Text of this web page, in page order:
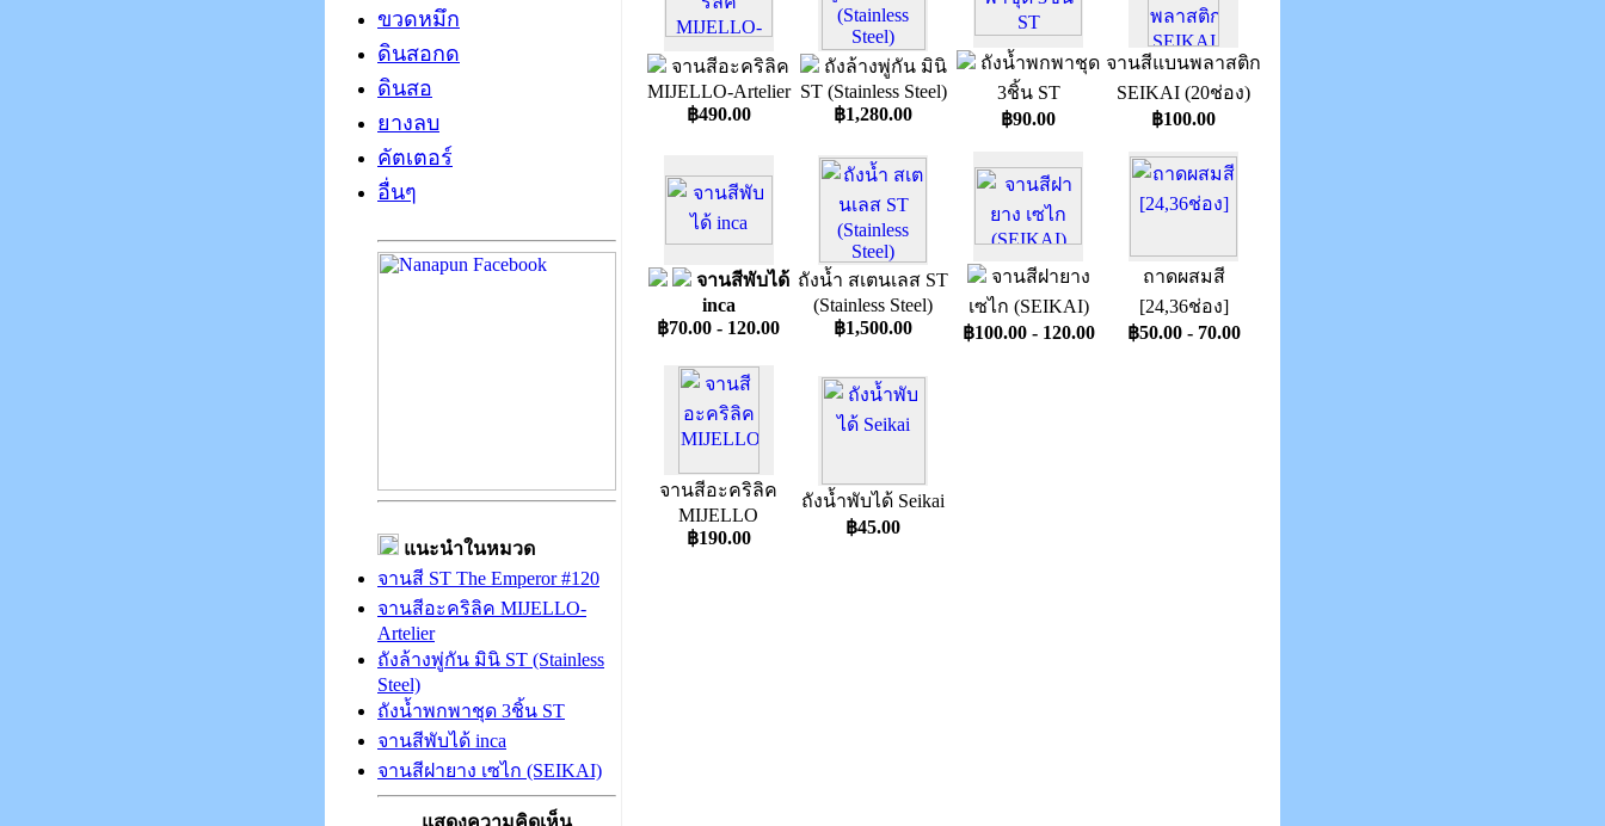
ขวดหมึก
ดินสอกด
ดินสอ
ยางลบ
คัตเตอร์
อื่นๆ
แนะนำในหมวด
จานสี ST The Emperor #120
จานสีอะคริลิค MIJELLO-
Artelier
ถังล้างพู่กัน มินิ ST (Stainless
Steel)
ถังน้ำพกพาชุด 3ชิ้น ST
จานสีพับได้ inca
จานสีฝายาง เซไก (SEIKAI)
จานสีอะคริลิค
MIJELLO-Artelier
฿490.00
ถังล้างพู่กัน มินิ
ST (Stainless Steel)
฿1,280.00
ถังน้ำพกพาชุด
3ชิ้น ST
฿90.00
จานสีแบนพลาสติก
SEIKAI (20ช่อง)
฿100.00
จานสีพับได้
inca
฿70.00 - 120.00
ถังน้ำ สเตนเลส ST
(Stainless Steel)
฿1,500.00
จานสีฝายาง
เซไก (SEIKAI)
฿100.00 - 120.00
ถาดผสมสี
[24,36ช่อง]
฿50.00 - 70.00
จานสีอะคริลิค
MIJELLO
฿190.00
ถังน้ำพับได้ Seikai
฿45.00